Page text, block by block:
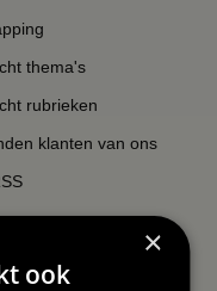
thema's
rubrieken
klanten van ons
×
ook